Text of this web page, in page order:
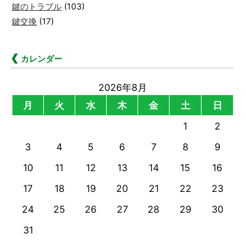
鍵のトラブル (103)
鍵交換 (17)
カレンダー
2026年8月
月
火 水 木 金 土
日
1
2
3
4 5 6 7 8
9
10
11 12 13 14 15
16
17
18 19 20 21 22
23
24
25 26 27 28 29
30
31